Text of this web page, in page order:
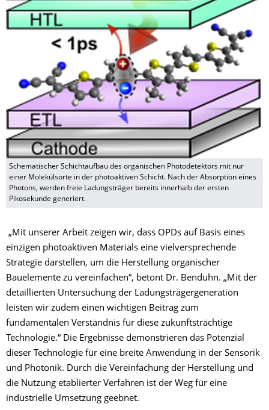
Schematischer Schichtaufbau des organischen Photodetektors mit nur
einer Molekülsorte in der photoaktiven Schicht. Nach der Absorption eines
Photons, werden freie Ladungsträger bereits innerhalb der ersten
Pikosekunde generiert.
„Mit unserer Arbeit zeigen wir, dass OPDs auf Basis eines
einzigen photoaktiven Materials eine vielversprechende
Strategie darstellen, um die Herstellung organischer
Bauelemente zu vereinfachen“, betont Dr. Benduhn. „Mit der
detaillierten Untersuchung der Ladungsträgergeneration
leisten wir zudem einen wichtigen Beitrag zum
fundamentalen Verständnis für diese zukunftsträchtige
Technologie.“ Die Ergebnisse demonstrieren das Potenzial
dieser Technologie für eine breite Anwendung in der Sensorik
und Photonik. Durch die Vereinfachung der Herstellung und
die Nutzung etablierter Verfahren ist der Weg für eine
industrielle Umsetzung geebnet.